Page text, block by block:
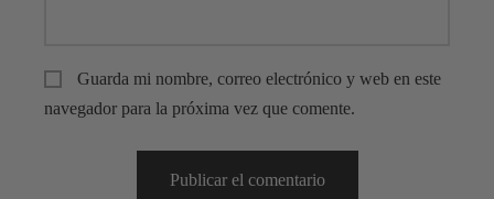
Guarda mi nombre, correo electrónico y web en este
navegador para la próxima vez que comente.